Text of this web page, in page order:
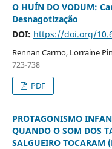
O HUÍN DO VODUM:
Desnagotização
DOI: https://doi.org/
Rennan Carmo, Lorraine
723-738
PDF
PROTAGONISMO
QUANDO O SOM DOS
SALGUEIRO TOCARAM